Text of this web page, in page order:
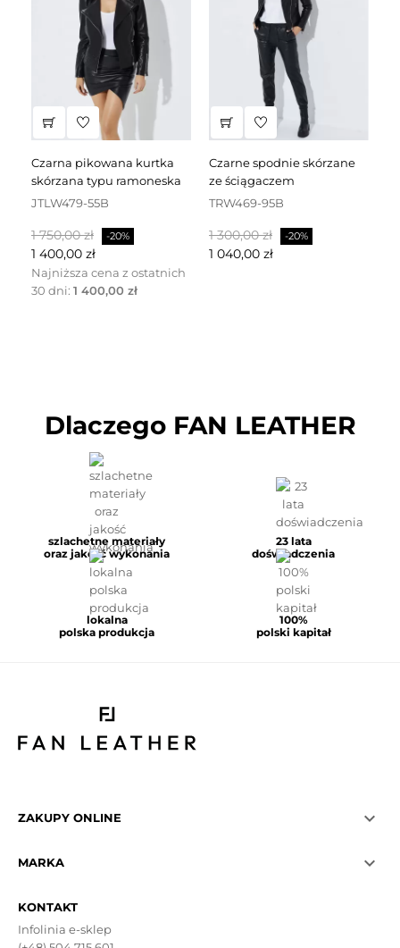
czarna pikowana kurtka
skórzana typu ramoneska
JTLW479-55B
Cena
podstawowa
1 750,00 zł -20%
1 400,00 zł
Najniższa cena z ostatnich
30 dni: 1 400,00 zł
czarne spodnie skórzane
ze ściągaczem
TRW469-95B
Cena
podstawowa
1 300,00 zł -20%
1 040,00 zł
Dlaczego FAN LEATHER
szlachetne materiały
oraz jakość wykonania
23 lata
doświadczenia
lokalna
polska produkcja
100%
polski kapitał
ZAKUPY ONLINE 
MARKA 
KONTAKT
Infolinia e-sklep